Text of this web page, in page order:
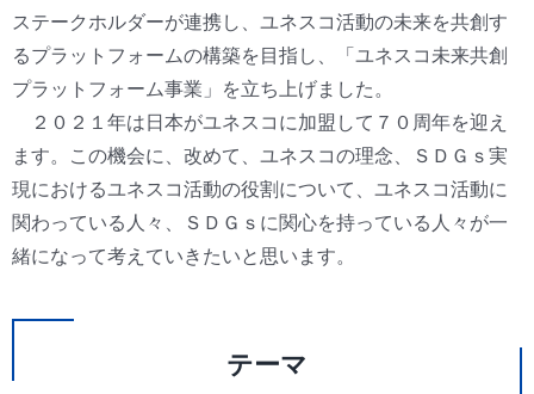
ステークホルダーが連携し、ユネスコ活動の未来を共創す
るプラットフォームの構築を目指し、「ユネスコ未来共創
プラットフォーム事業」を立ち上げました。
２０２１年は日本がユネスコに加盟して７０周年を迎え
ます。この機会に、改めて、ユネスコの理念、ＳＤＧｓ実
現におけるユネスコ活動の役割について、ユネスコ活動に
関わっている人々、ＳＤＧｓに関心を持っている人々が一
緒になって考えていきたいと思います。
テーマ